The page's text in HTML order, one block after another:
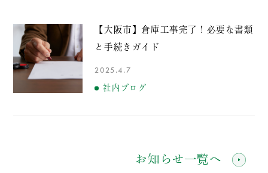
【大阪市】倉庫工事完了！必要な書類
と手続きガイド
2025.4.7
社内ブログ
お知らせ一覧へ